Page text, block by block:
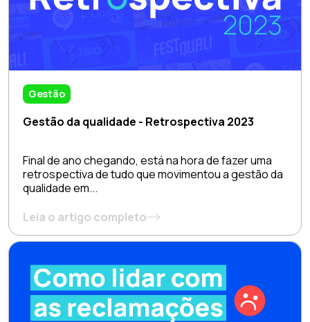
Gestão
Gestão da qualidade - Retrospectiva 2023
Final de ano chegando, está na hora de fazer uma
retrospectiva de tudo que movimentou a gestão da
qualidade em...
Leia o artigo completo